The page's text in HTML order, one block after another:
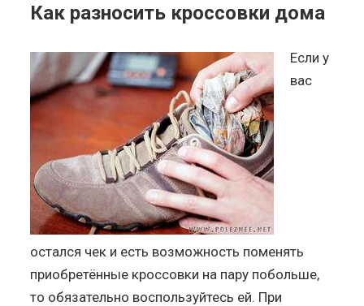
Как разносить кроссовки дома
Если у
вас
остался чек и есть возможность поменять
приобретённые кроссовки на пару побольше,
то обязательно воспользуйтесь ей. При